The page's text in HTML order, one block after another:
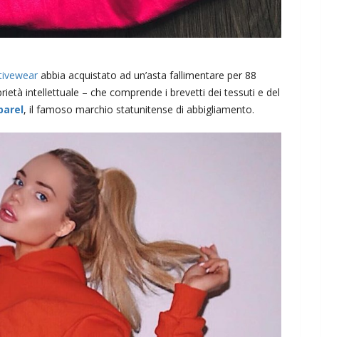
abbia acquistato ad un’asta fallimentare per 88
intellettuale – che comprende i brevetti dei tessuti e del
, il famoso marchio statunitense di abbigliamento.